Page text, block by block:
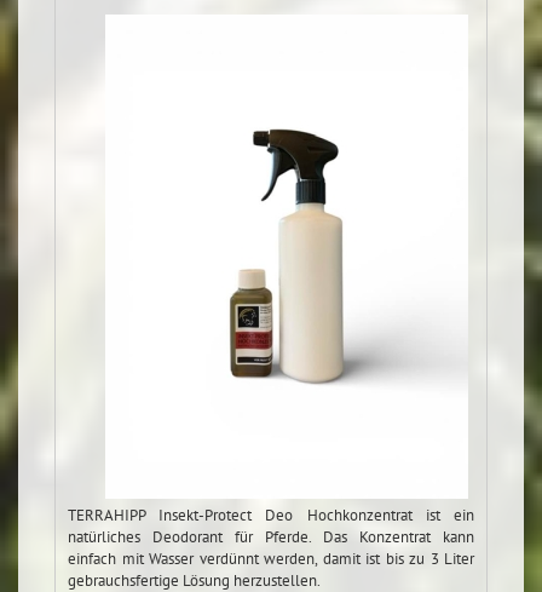
TERRAHIPP Insekt-Protect Deo Hochkonzentrat ist ein
natürliches Deodorant für Pferde. Das Konzentrat kann
einfach mit Wasser verdünnt werden, damit ist bis zu 3 Liter
gebrauchsfertige Lösung herzustellen.